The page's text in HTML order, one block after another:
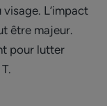
L’impact
être majeur.
pour lutter